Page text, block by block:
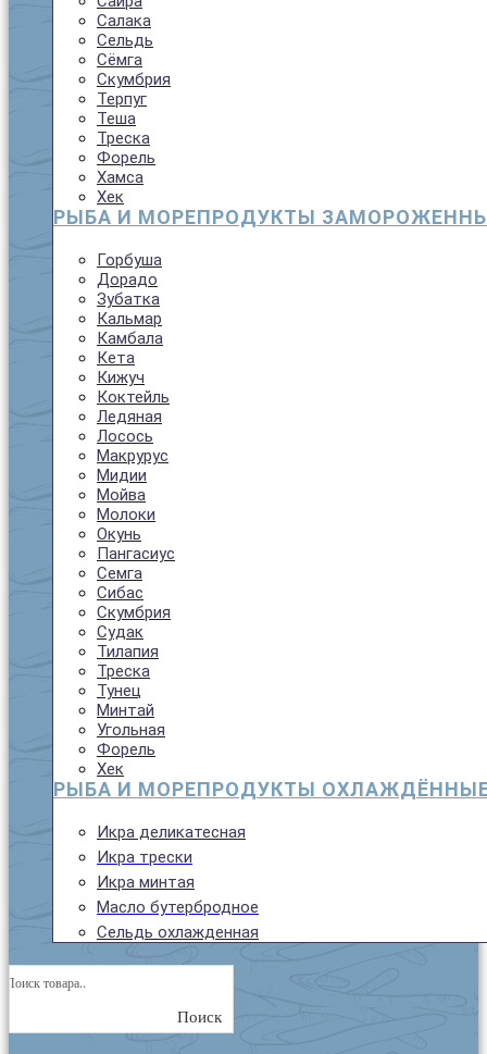
Салака
Сельдь
Сёмга
Скумбрия
Терпуг
Теша
Треска
Форель
Хамса
Хек
РЫБА И МОРЕПРОДУКТЫ
Горбуша
Дорадо
Зубатка
Кальмар
Камбала
Кета
Кижуч
Коктейль
Ледяная
Лосось
Макрурус
Мидии
Мойва
Молоки
Окунь
Пангасиус
Семга
Сибас
Скумбрия
Судак
Тилапия
Треска
Тунец
Минтай
Угольная
Форель
Хек
РЫБА И МОРЕПРОДУКТЫ
Икра деликатесная
Икра трески
Икра минтая
Масло бутербродное
Сельдь охлажденная
Поиск